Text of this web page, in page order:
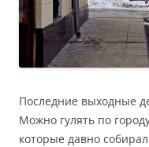
Последние выходные
Можно гулять по
которые давно